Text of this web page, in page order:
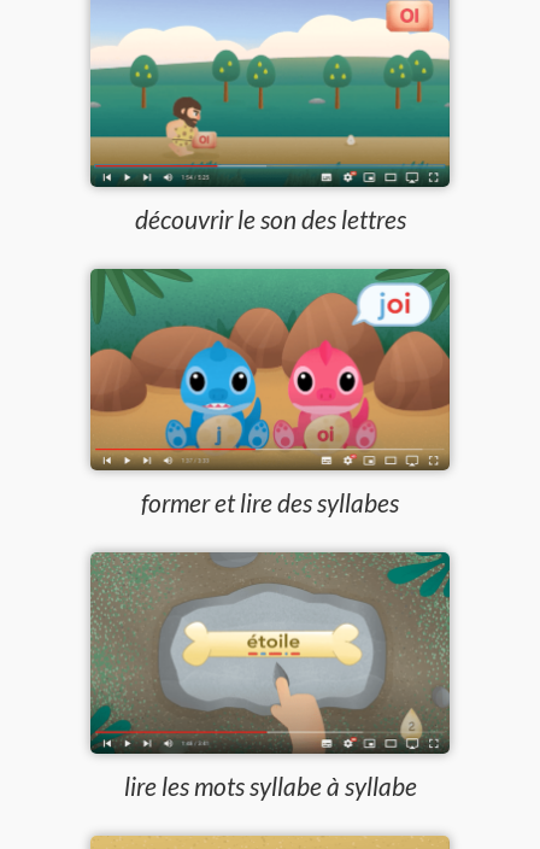
découvrir le son des lettres
former et lire des syllabes
lire les mots syllabe à syllabe